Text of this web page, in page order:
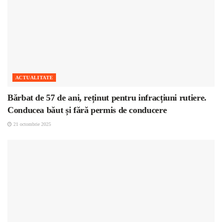
ACTUALITATE
Bărbat de 57 de ani, reținut pentru infracțiuni rutiere.
Conducea băut și fără permis de conducere
21 octombrie 2025